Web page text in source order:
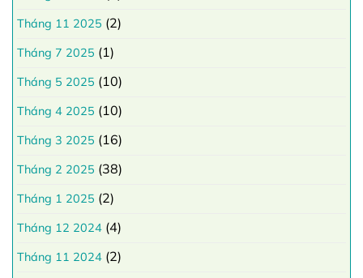
Tháng 11 2025 (2)
Tháng 7 2025 (1)
Tháng 5 2025 (10)
Tháng 4 2025 (10)
Tháng 3 2025 (16)
Tháng 2 2025 (38)
Tháng 1 2025 (2)
Tháng 12 2024 (4)
Tháng 11 2024 (2)